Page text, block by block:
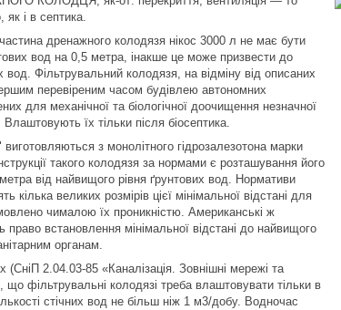
як і в септика.
дренажного колодязя нікос 3000 л не має бути
вод на 0,5 метра, інакше це може призвести до
вод. Фільтрувальний колодязя, на відміну від описаних
перевіреним часом будівлею автономних
для механічної та біологічної доочищення незначної
Влаштовують їх тільки після біосептика.
з монолітного гідрозалезотона марки
такого колодязя за нормами є розташування його
від найвищого рівня ґрунтових вод. Нормативи
кілька великих розмірів цієї мінімальної відстані для
чималою їх проникністю. Американські ж
встановлення мінімальної відстані до найвищого
органам.
(СніП 2.04.03-85 «Каналізація. Зовнішні мережі та
що фільтрувальні колодязі треба влаштовувати тільки в
стічних вод не більш ніж 1 м3/добу. Водночас